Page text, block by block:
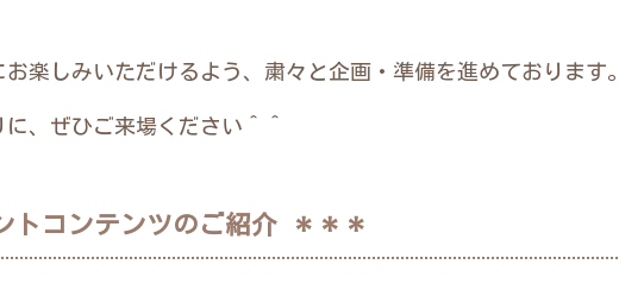
楽しみいただけるよう、粛々と企画・準備を進めております。
、ぜひご来場ください＾＾
トコンテンツのご紹介 ＊＊＊